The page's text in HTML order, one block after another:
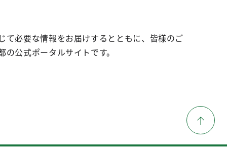
て必要な情報をお届けするとともに、皆様のご
公式ポータルサイトです。